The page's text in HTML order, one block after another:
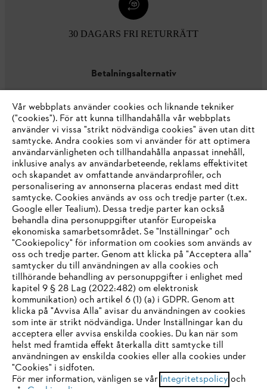
30 DAGARS FRI RETURRÄTT
Betalningsalternativ
Företaget
STIHL FAQ
Service
Allmänna villkor och bestämmelser
Integritetspolicy
IHR BROWSER WIRD NICHT
UNTERSTÜTZT
Sie nutzen einen Browser, den wir noch nicht unterstützen. Für
eine optimale Nutzung unserer Seite empfehlen wir Ihnen, zu
einem der folgenden Browser zu wechseln:
Vår webbplats använder cookies och liknande tekniker
("cookies"). För att kunna tillhandahålla vår webbplats
använder vi vissa "strikt nödvändiga cookies" även utan ditt
samtycke. Andra cookies som vi använder för att optimera
användarvänligheten och tillhandahålla anpassat innehåll,
inklusive analys av användarbeteende, reklams effektivitet
och skapandet av omfattande användarprofiler, och
personalisering av annonserna placeras endast med ditt
samtycke. Cookies används av oss och tredje parter (t.ex.
Google eller Tealium). Dessa tredje parter kan också
behandla dina personuppgifter utanför Europeiska
ekonomiska samarbetsområdet. Se "Inställningar" och
"Cookiepolicy" för information om cookies som används av
oss och tredje parter. Genom att klicka på "Acceptera alla"
samtycker du till användningen av alla cookies och
tillhörande behandling av personuppgifter i enlighet med
kapitel 9 § 28 Lag (2022:482) om elektronisk
kommunikation) och artikel 6 (1) (a) i GDPR. Genom att
klicka på "Avvisa Alla" avisar du användningen av cookies
som inte är strikt nödvändiga. Under Inställningar kan du
acceptera eller avvisa enskilda cookies. Du kan när som
helst med framtida effekt återkalla ditt samtycke till
användningen av enskilda cookies eller alla cookies under
"Cookies" i sidfoten.
För mer information, vänligen se vår Integritetspolicy och